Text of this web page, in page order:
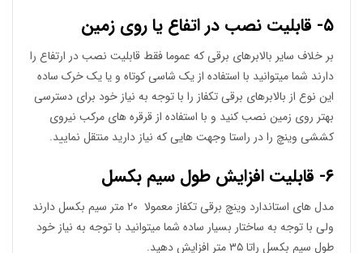
۵- قابلیت نصب در اتفاع یا روی زمین
بر خلاف سایر بالابرهای برقی که عموما فقط قابلیت نصب در ارتفاع را
دارند شما میتوانید با استفاده از یک شاسی کوتاه و یا یک خرک ساده
این نوع از بالابرهای برقی تکفاز را با توجه به نیاز خود برای دسترسی
بهتر روی زمین نصب کنید و با استفاده از قرقره های مرکب نیروی
کششی وینچ را در راستا وجهت هایی که نیاز دارید منتقل نمایید.
۶- قابلیت افزایش طول سیم بکسل
مدل های استاندارد وینچ برقی تکفاز معمولا ۲۰ متر سیم بکسل دارند
ولی با توجه به ساختار بسیار ساده شما میتوانید با توجه به نیاز خود
طول سیم بکسل راتا ۳۵ متر افزایش دهید.